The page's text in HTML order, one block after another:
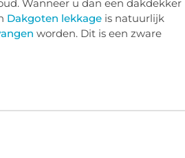
Wanneer u dan een dakdekker
Dakgoten lekkageis natuurlijk
worden. Dit is een zware